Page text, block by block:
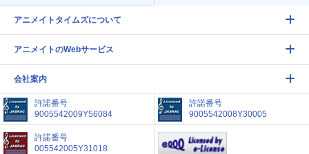
アニメイトタイムズについて
アニメイトのWebサービス
会社案内
許諾番号
9005542009Y56084
許諾番号
9005542008Y30005
許諾番号
005542005Y31018